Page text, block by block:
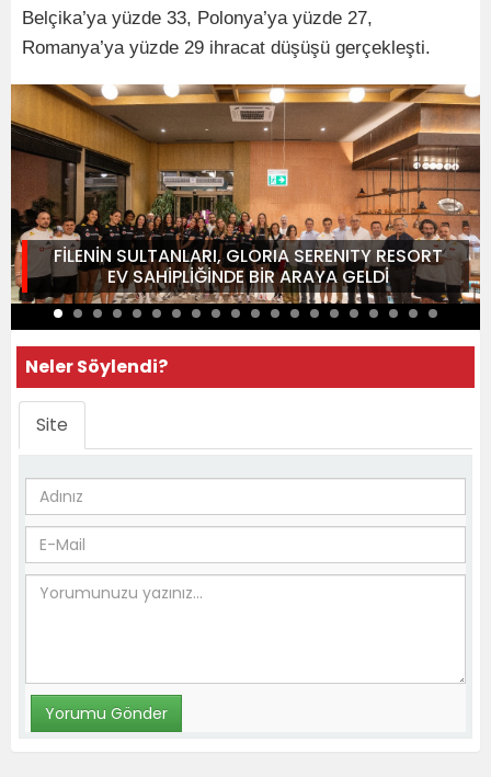
Belçika’ya yüzde 33, Polonya’ya yüzde 27,
Romanya’ya yüzde 29 ihracat düşüşü gerçekleşti.
FİLENİN SULTANLARI, GLORIA SERENITY RESORT
EV SAHİPLİĞİNDE BİR ARAYA GELDİ
Neler Söylendi?
Site